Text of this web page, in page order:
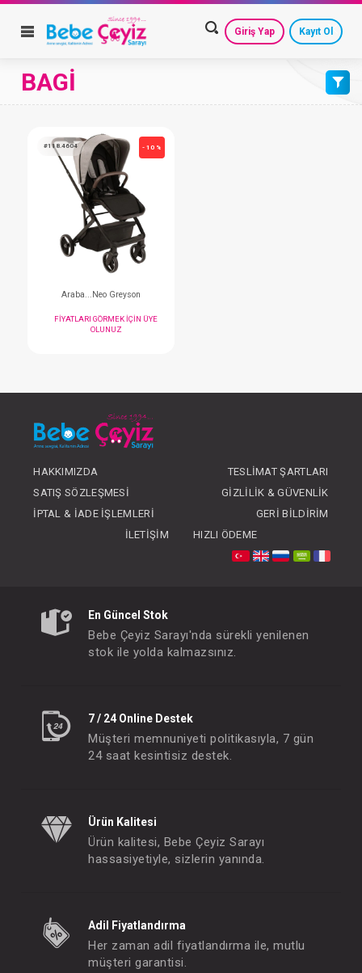
GÜVENLİ ÇIKIŞ
Giriş Yap Kayıt Ol
BAGİ
VARSAYILAN
#118.4604
OLUNUZ
HAKKIMIZDA
TESLIMAT ŞARTLARI
SATIŞ SÖZLEŞMESI
GIZLILIK & GÜVENLIK
İPTAL & İADE İŞLEMLERI
GERI BILDIRIM
İLETIŞIM
HIZLI ÖDEME
En Güncel Stok
Bebe Çeyiz Sarayı'nda sürekli yenilenen
stok ile yolda kalmazsınız.
7 / 24 Online Destek
Müşteri memnuniyeti politikasıyla, 7 gün
24 saat kesintisiz destek.
Ürün Kalitesi
Ürün kalitesi, Bebe Çeyiz Sarayı
hassasiyetiyle, sizlerin yanında.
Adil Fiyatlandırma
Her zaman adil fiyatlandırma ile, mutlu
müşteri garantisi.